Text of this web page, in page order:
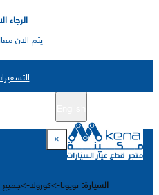
الرجاء
يتم الان
السيارة: تويوتا->كورولا->جميع
×